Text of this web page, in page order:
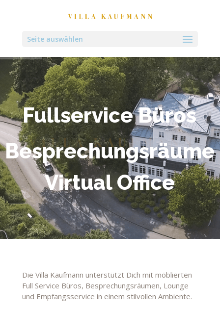
Seite auswählen
Besprechungsräume
Fullservice Büros
Virtual Office
Die Villa Kaufmann unterstützt Dich mit möblierten
Full Service Büros, Besprechungsräumen, Lounge
und Empfangsservice in einem stilvollen Ambiente.